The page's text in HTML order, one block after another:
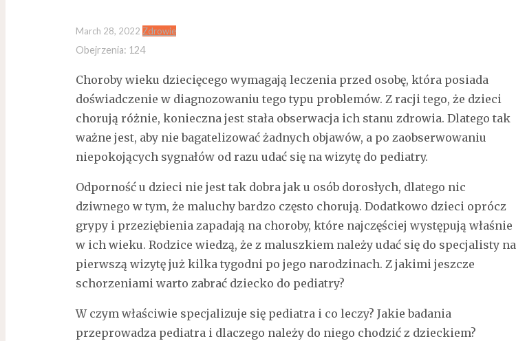
March 28, 2022 Zdrowie
Obejrzenia: 124
Choroby wieku dziecięcego wymagają leczenia przed osobę, która posiada
doświadczenie w diagnozowaniu tego typu problemów. Z racji tego, że dzieci
chorują różnie, konieczna jest stała obserwacja ich stanu zdrowia. Dlatego tak
ważne jest, aby nie bagatelizować żadnych objawów, a po zaobserwowaniu
niepokojących sygnałów od razu udać się na wizytę do pediatry.
Odporność u dzieci nie jest tak dobra jak u osób dorosłych, dlatego nic
dziwnego w tym, że maluchy bardzo często chorują. Dodatkowo dzieci oprócz
grypy i przeziębienia zapadają na choroby, które najczęściej występują właśnie
w ich wieku. Rodzice wiedzą, że z maluszkiem należy udać się do specjalisty na
pierwszą wizytę już kilka tygodni po jego narodzinach. Z jakimi jeszcze
schorzeniami warto zabrać dziecko do pediatry?
W czym właściwie specjalizuje się pediatra i co leczy? Jakie badania
przeprowadza pediatra i dlaczego należy do niego chodzić z dzieckiem?